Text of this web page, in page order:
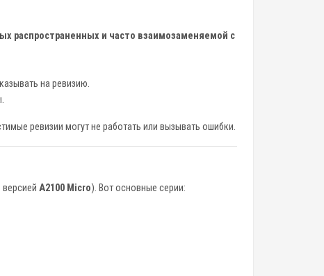
распространенных и часто взаимозаменяемой с
на ревизию.
ревизии могут не работать или вызывать ошибки.
A2100 Micro). Вот основные серии: